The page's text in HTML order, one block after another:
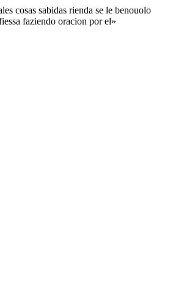
cosas sabidas rienda se le benouolo
faziendo oracion por el»